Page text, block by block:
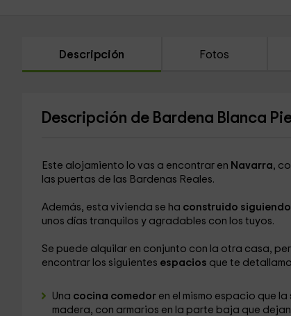
Descripción Fotos
Descripción de Bardena Blanca
Este alojamiento lo vas a encontrar en Navarra,
las puertas de las Bardenas Reales.
Además, esta vivienda se ha construido
unos días tranquilos y agradables con los tuyos.
Se puede alquilar en conjunto con la otra casa,
encontrar los siguientes espacios que te
Una cocina comedoren el mismo espacio que
madera, con armarios en la parte baja que